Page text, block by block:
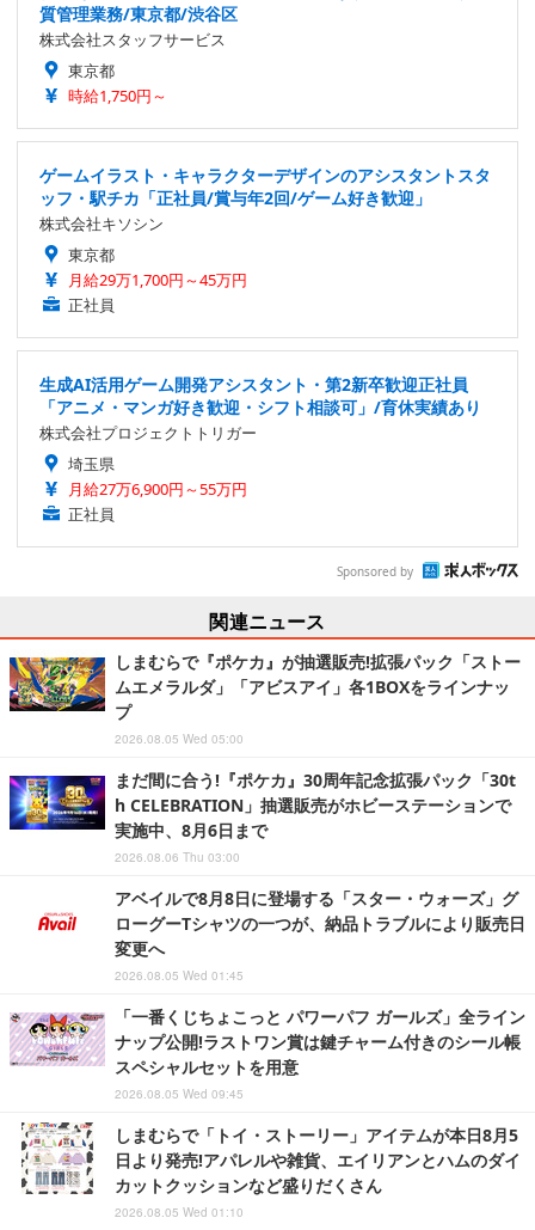
質管理業務/東京都/渋谷区
株式会社スタッフサービス
東京都
時給1,750円～
ゲームイラスト・キャラクターデザインのアシスタントスタ
ッフ・駅チカ「正社員/賞与年2回/ゲーム好き歓迎」
株式会社キソシン
東京都
月給29万1,700円～45万円
正社員
生成AI活用ゲーム開発アシスタント・第2新卒歓迎正社員
「アニメ・マンガ好き歓迎・シフト相談可」/育休実績あり
株式会社プロジェクトトリガー
埼玉県
月給27万6,900円～55万円
正社員
Sponsored by
関連ニュース
しまむらで『ポケカ』が抽選販売!拡張パック「ストー
ムエメラルダ」「アビスアイ」各1BOXをラインナッ
プ
2026.08.05 Wed 05:00
まだ間に合う!『ポケカ』30周年記念拡張パック「30t
h CELEBRATION」抽選販売がホビーステーションで
実施中、8月6日まで
2026.08.06 Thu 03:00
アベイルで8月8日に登場する「スター・ウォーズ」グ
ローグーTシャツの一つが、納品トラブルにより販売日
変更へ
2026.08.05 Wed 01:45
「一番くじちょこっと パワーパフ ガールズ」全ライン
ナップ公開!ラストワン賞は鍵チャーム付きのシール帳
スペシャルセットを用意
2026.08.05 Wed 09:45
しまむらで「トイ・ストーリー」アイテムが本日8月5
日より発売!アパレルや雑貨、エイリアンとハムのダイ
カットクッションなど盛りだくさん
2026.08.05 Wed 01:10